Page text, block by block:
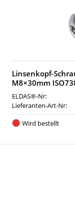
Linsenkopf-
M8×30mm
ELDAS®-Nr:
Lieferanten-Art-Nr:
Wird bestellt